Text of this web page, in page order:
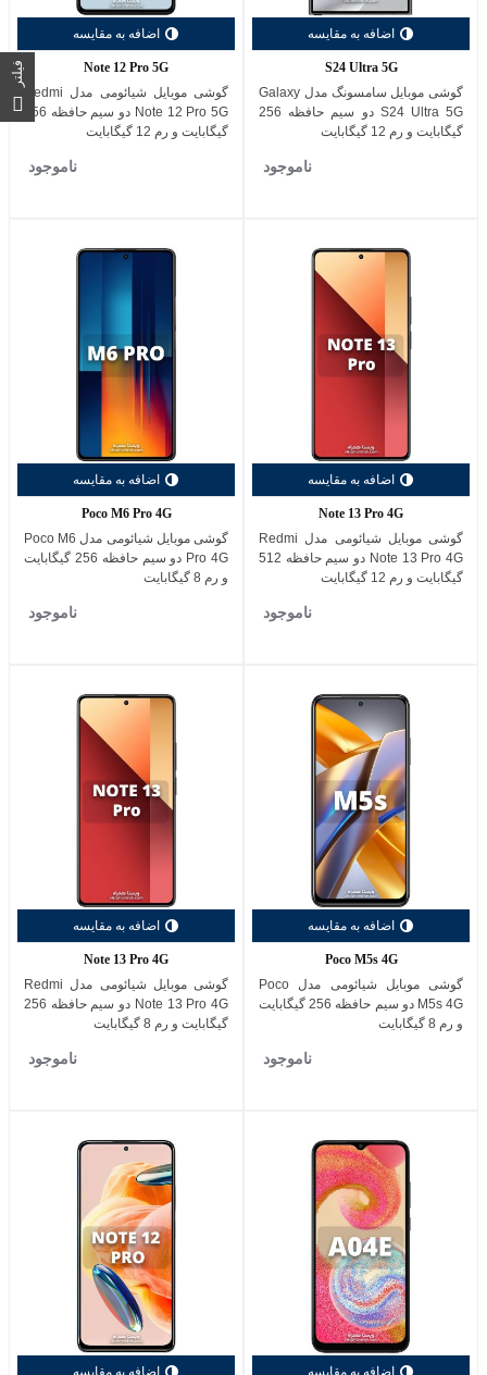
اضافه به مقایسه
S24 Ultra 5G
گوشی موبایل سامسونگ مدل Galaxy
S24 Ultra 5G دو سیم حافظه 256
گیگابایت و رم 12 گیگابایت
ناموجود
اضافه به مقایسه
Note 12 Pro 5G
گوشی موبایل شیائومی مدل Redmi
Note 12 Pro 5G دو سیم حافظه 256
گیگابایت و رم 12 گیگابایت
ناموجود
اضافه به مقایسه
Note 13 Pro 4G
گوشی موبایل شیائومی مدل Redmi
Note 13 Pro 4G دو سیم حافظه 512
گیگابایت و رم 12 گیگابایت
ناموجود
اضافه به مقایسه
Poco M6 Pro 4G
گوشی موبایل شیائومی مدل Poco M6
Pro 4G دو سیم حافظه 256 گیگابایت
و رم 8 گیگابایت
ناموجود
اضافه به مقایسه
Poco M5s 4G
گوشی موبایل شیائومی مدل Poco
M5s 4G دو سیم حافظه 256 گیگابایت
و رم 8 گیگابایت
ناموجود
اضافه به مقایسه
Note 13 Pro 4G
گوشی موبایل شیائومی مدل Redmi
Note 13 Pro 4G دو سیم حافظه 256
گیگابایت و رم 8 گیگابایت
ناموجود
اضافه به مقایسه اضافه به مقایسه
فیلتر